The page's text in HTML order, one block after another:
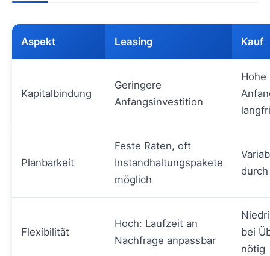
Aspekt Leasing Kauf
Kapitalbindung
Geringere
Anfangsinvestition
Hohe
Planbarkeit
Feste Raten, oft
Instandhaltungspakete
möglich
Flexibilität
Hoch: Laufzeit an
Nachfrage anpassbar
bei
nötig